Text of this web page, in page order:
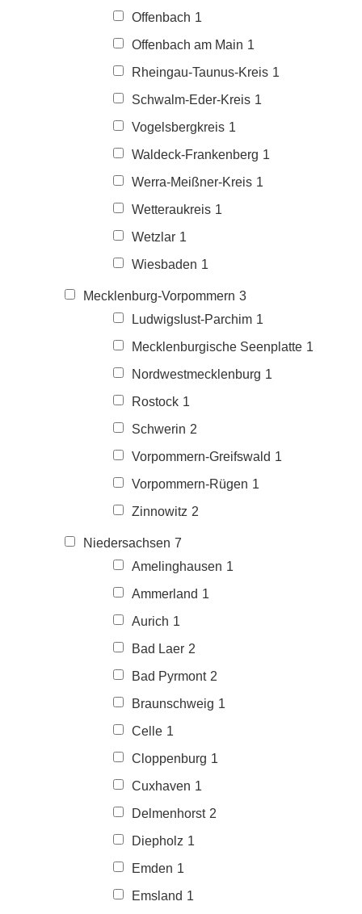
Offenbach 1
Offenbach am Main 1
Rheingau-Taunus-Kreis 1
Schwalm-Eder-Kreis 1
Vogelsbergkreis 1
Waldeck-Frankenberg 1
Werra-Meißner-Kreis 1
Wetteraukreis 1
Wetzlar 1
Wiesbaden 1
Mecklenburg-Vorpommern 3
Ludwigslust-Parchim 1
Mecklenburgische Seenplatte 1
Nordwestmecklenburg 1
Rostock 1
Schwerin 2
Vorpommern-Greifswald 1
Vorpommern-Rügen 1
Zinnowitz 2
Niedersachsen 7
Amelinghausen 1
Ammerland 1
Aurich 1
Bad Laer 2
Bad Pyrmont 2
Braunschweig 1
Celle 1
Cloppenburg 1
Cuxhaven 1
Delmenhorst 2
Diepholz 1
Emden 1
Emsland 1